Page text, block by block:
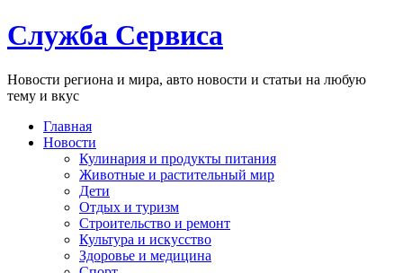
Служба Сервиса
Новости региона и мира, авто новости и статьи на любую
тему и вкус
Главная
Новости
Кулинария и продукты питания
Животные и растительный мир
Дети
Отдых и туризм
Строительство и ремонт
Культура и искусство
Здоровье и медицина